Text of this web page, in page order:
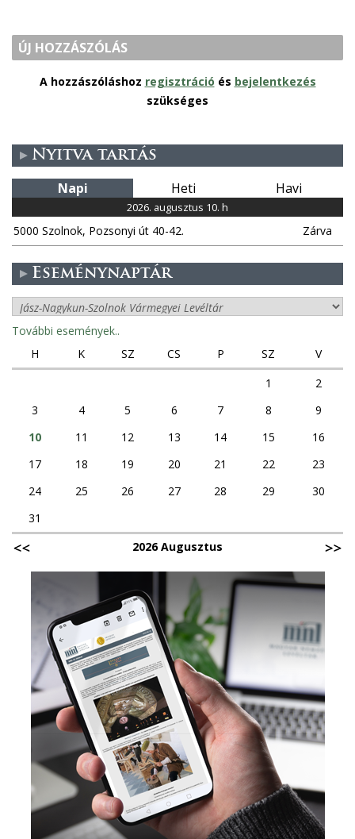
ÚJ HOZZÁSZÓLÁS
A hozzászóláshoz regisztráció és bejelentkezés
szükséges
Nyitva tartás
Napi Heti Havi
2026. augusztus 10. h
5000 Szolnok, Pozsonyi út 40-42. Zárva
Eseménynaptár
További események..
H
K SZ CS P SZ
V
1
2
3
4 5 6 7 8
9
10
11 12 13 14 15
16
17
18 19 20 21 22
23
24
25 26 27 28 29
30
31
2026 Augusztus